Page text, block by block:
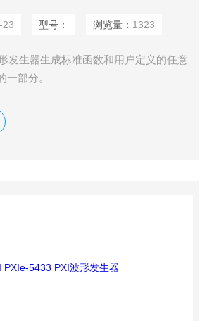
23 型号： 浏览量： 1323
发生器生​成​标​准​函​数​和​用​户​定​义​的​任​意​
一​部分。